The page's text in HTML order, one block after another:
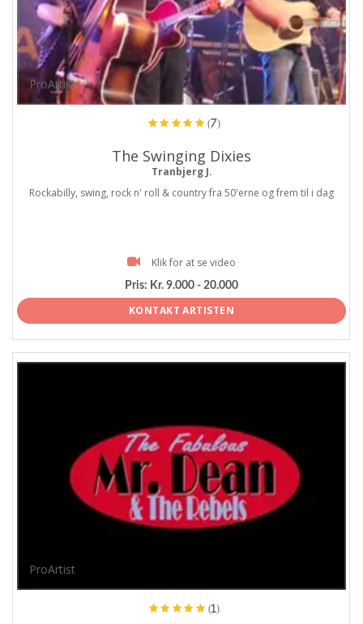
ProArtist
(7)
The Swinging Dixies
Tranbjerg J.
Rockabilly, swing, rock n' roll & country fra 50'erne og frem til i dag
Klik for at se video
Pris: Kr. 9.000 - 20.000
KONTAKT ARTISTEN
ProArtist
(1)